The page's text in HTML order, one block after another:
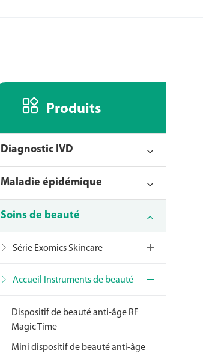
 Produits
Diagnostic IVD
Maladie épidémique
Soins de beauté
Série Exomics Skincare
Accueil Instruments de beauté
Dispositif de beauté anti-âge RF
Magic Time
Mini dispositif de beauté anti-âge